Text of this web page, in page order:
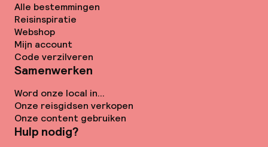
Alle bestemmingen
Reisinspiratie
Webshop
Mijn account
Code verzilveren
Samenwerken
Word onze local in...
Onze reisgidsen verkopen
Onze content gebruiken
Hulp nodig?